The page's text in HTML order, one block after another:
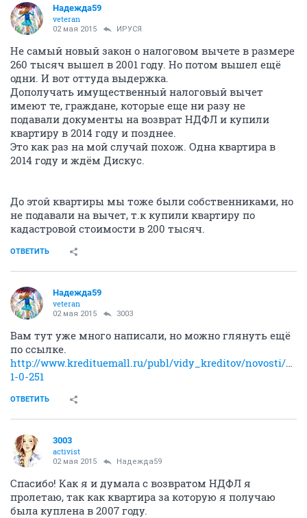
Надежда59
veteran
02 мая 2015 ИРУСЯ
Не самый новый закон о налоговом вычете в размере
260 тысяч вышел в 2001 году. Но потом вышел ещё
одни. И вот оттуда выдержка.
Дополучать имущественный налоговый вычет
имеют те, граждане, которые еще ни разу не
подавали документы на возврат НДФЛ и купили
квартиру в 2014 году и позднее.
Это как раз на мой случай похож. Одна квартира в
2014 году и ждём Дискус.
До этой квартиры мы тоже были собственниками, но
не подавали на вычет, т.к купили квартиру по
кадастровой стоимости в 200 тысяч.
ОТВЕТИТЬ
Надежда59
veteran
02 мая 2015 3003
Вам тут уже много написали, но можно глянуть ещё
по ссылке.
http://www.kredituemall.ru/publ/vidy_kreditov/novosti/
1-0-251
ОТВЕТИТЬ
3003
activist
02 мая 2015 Надежда59
Спасибо! Как я и думала с возвратом НДФЛ я
пролетаю, так как квартира за которую я получаю
была куплена в 2007 году.